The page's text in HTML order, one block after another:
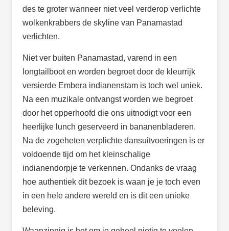
des te groter wanneer niet veel verderop verlichte
wolkenkrabbers de skyline van Panamastad
verlichten.
Niet ver buiten Panamastad, varend in een
longtailboot en worden begroet door de kleurrijk
versierde Embera indianenstam is toch wel uniek.
Na een muzikale ontvangst worden we begroet
door het opperhoofd die ons uitnodigt voor een
heerlijke lunch geserveerd in bananenbladeren.
Na de zogeheten verplichte dansuitvoeringen is er
voldoende tijd om het kleinschalige
indianendorpje te verkennen. Ondanks de vraag
hoe authentiek dit bezoek is waan je je toch even
in een hele andere wereld en is dit een unieke
beleving.